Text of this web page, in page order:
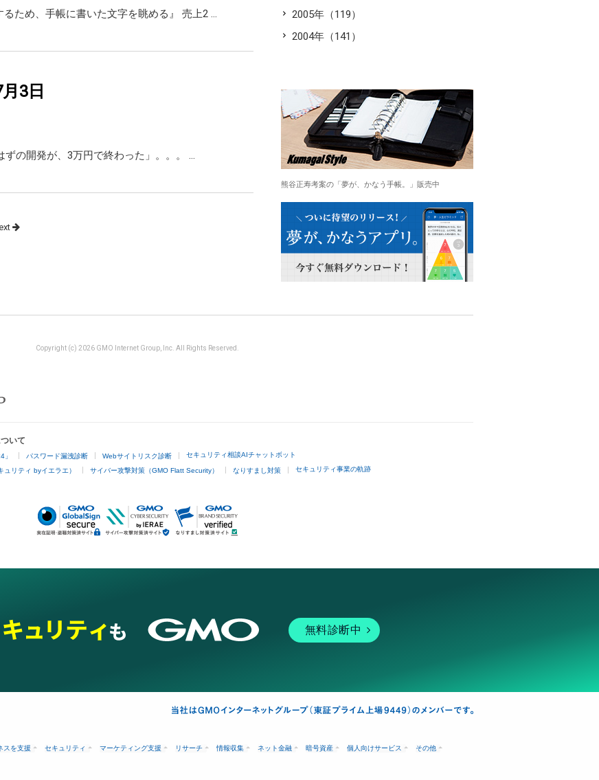
るため、手帳に書いた文字を眺める』 売上2 …
3日
ずの開発が、3万円で終わった」。。。 …
2005年（119）
2004年（141）
熊谷正寿考案の「夢が、かなう手帳。」販売中
Copyright (c) 2026 GMO Internet Group, Inc. All Rights Reserved.
いて
」 パスワード漏洩診断 Webサイトリスク診断 セキュリティ相談AIチャットボット
リティ byイエラエ） サイバー攻撃対策（GMO Flatt Security） なりすまし対策 セキュリティ事業の軌跡
無料診断中
スを支援 セキュリティ マーケティング支援 リサーチ 情報収集 ネット金融 暗号資産 個人向けサービス その他